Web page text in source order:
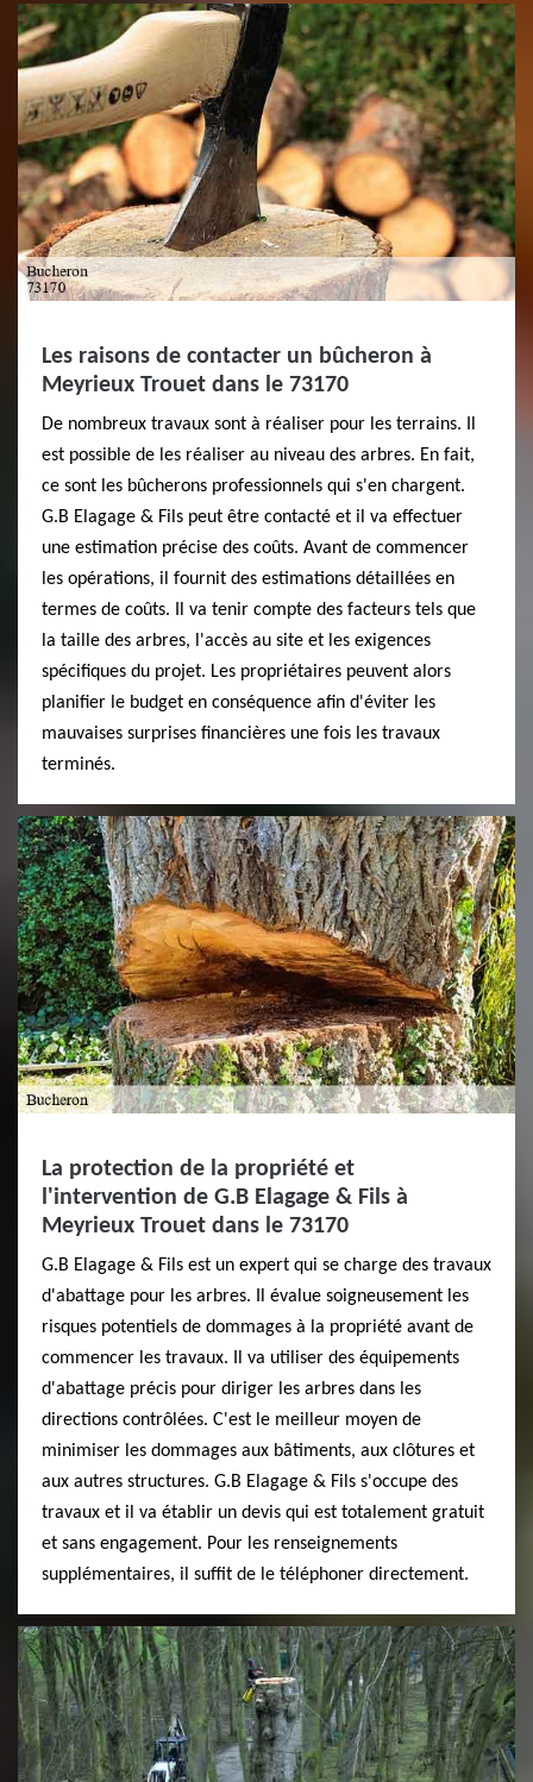
Les raisons de contacter un bûcheron à
Meyrieux Trouet dans le 73170
De nombreux travaux sont à réaliser pour les terrains. Il
est possible de les réaliser au niveau des arbres. En fait,
ce sont les bûcherons professionnels qui s'en chargent.
G.B Elagage & Fils peut être contacté et il va effectuer
une estimation précise des coûts. Avant de commencer
les opérations, il fournit des estimations détaillées en
termes de coûts. Il va tenir compte des facteurs tels que
la taille des arbres, l'accès au site et les exigences
spécifiques du projet. Les propriétaires peuvent alors
planifier le budget en conséquence afin d'éviter les
mauvaises surprises financières une fois les travaux
terminés.
La protection de la propriété et
l'intervention de G.B Elagage & Fils à
Meyrieux Trouet dans le 73170
G.B Elagage & Fils est un expert qui se charge des travaux
d'abattage pour les arbres. Il évalue soigneusement les
risques potentiels de dommages à la propriété avant de
commencer les travaux. Il va utiliser des équipements
d'abattage précis pour diriger les arbres dans les
directions contrôlées. C'est le meilleur moyen de
minimiser les dommages aux bâtiments, aux clôtures et
aux autres structures. G.B Elagage & Fils s'occupe des
travaux et il va établir un devis qui est totalement gratuit
et sans engagement. Pour les renseignements
supplémentaires, il suffit de le téléphoner directement.